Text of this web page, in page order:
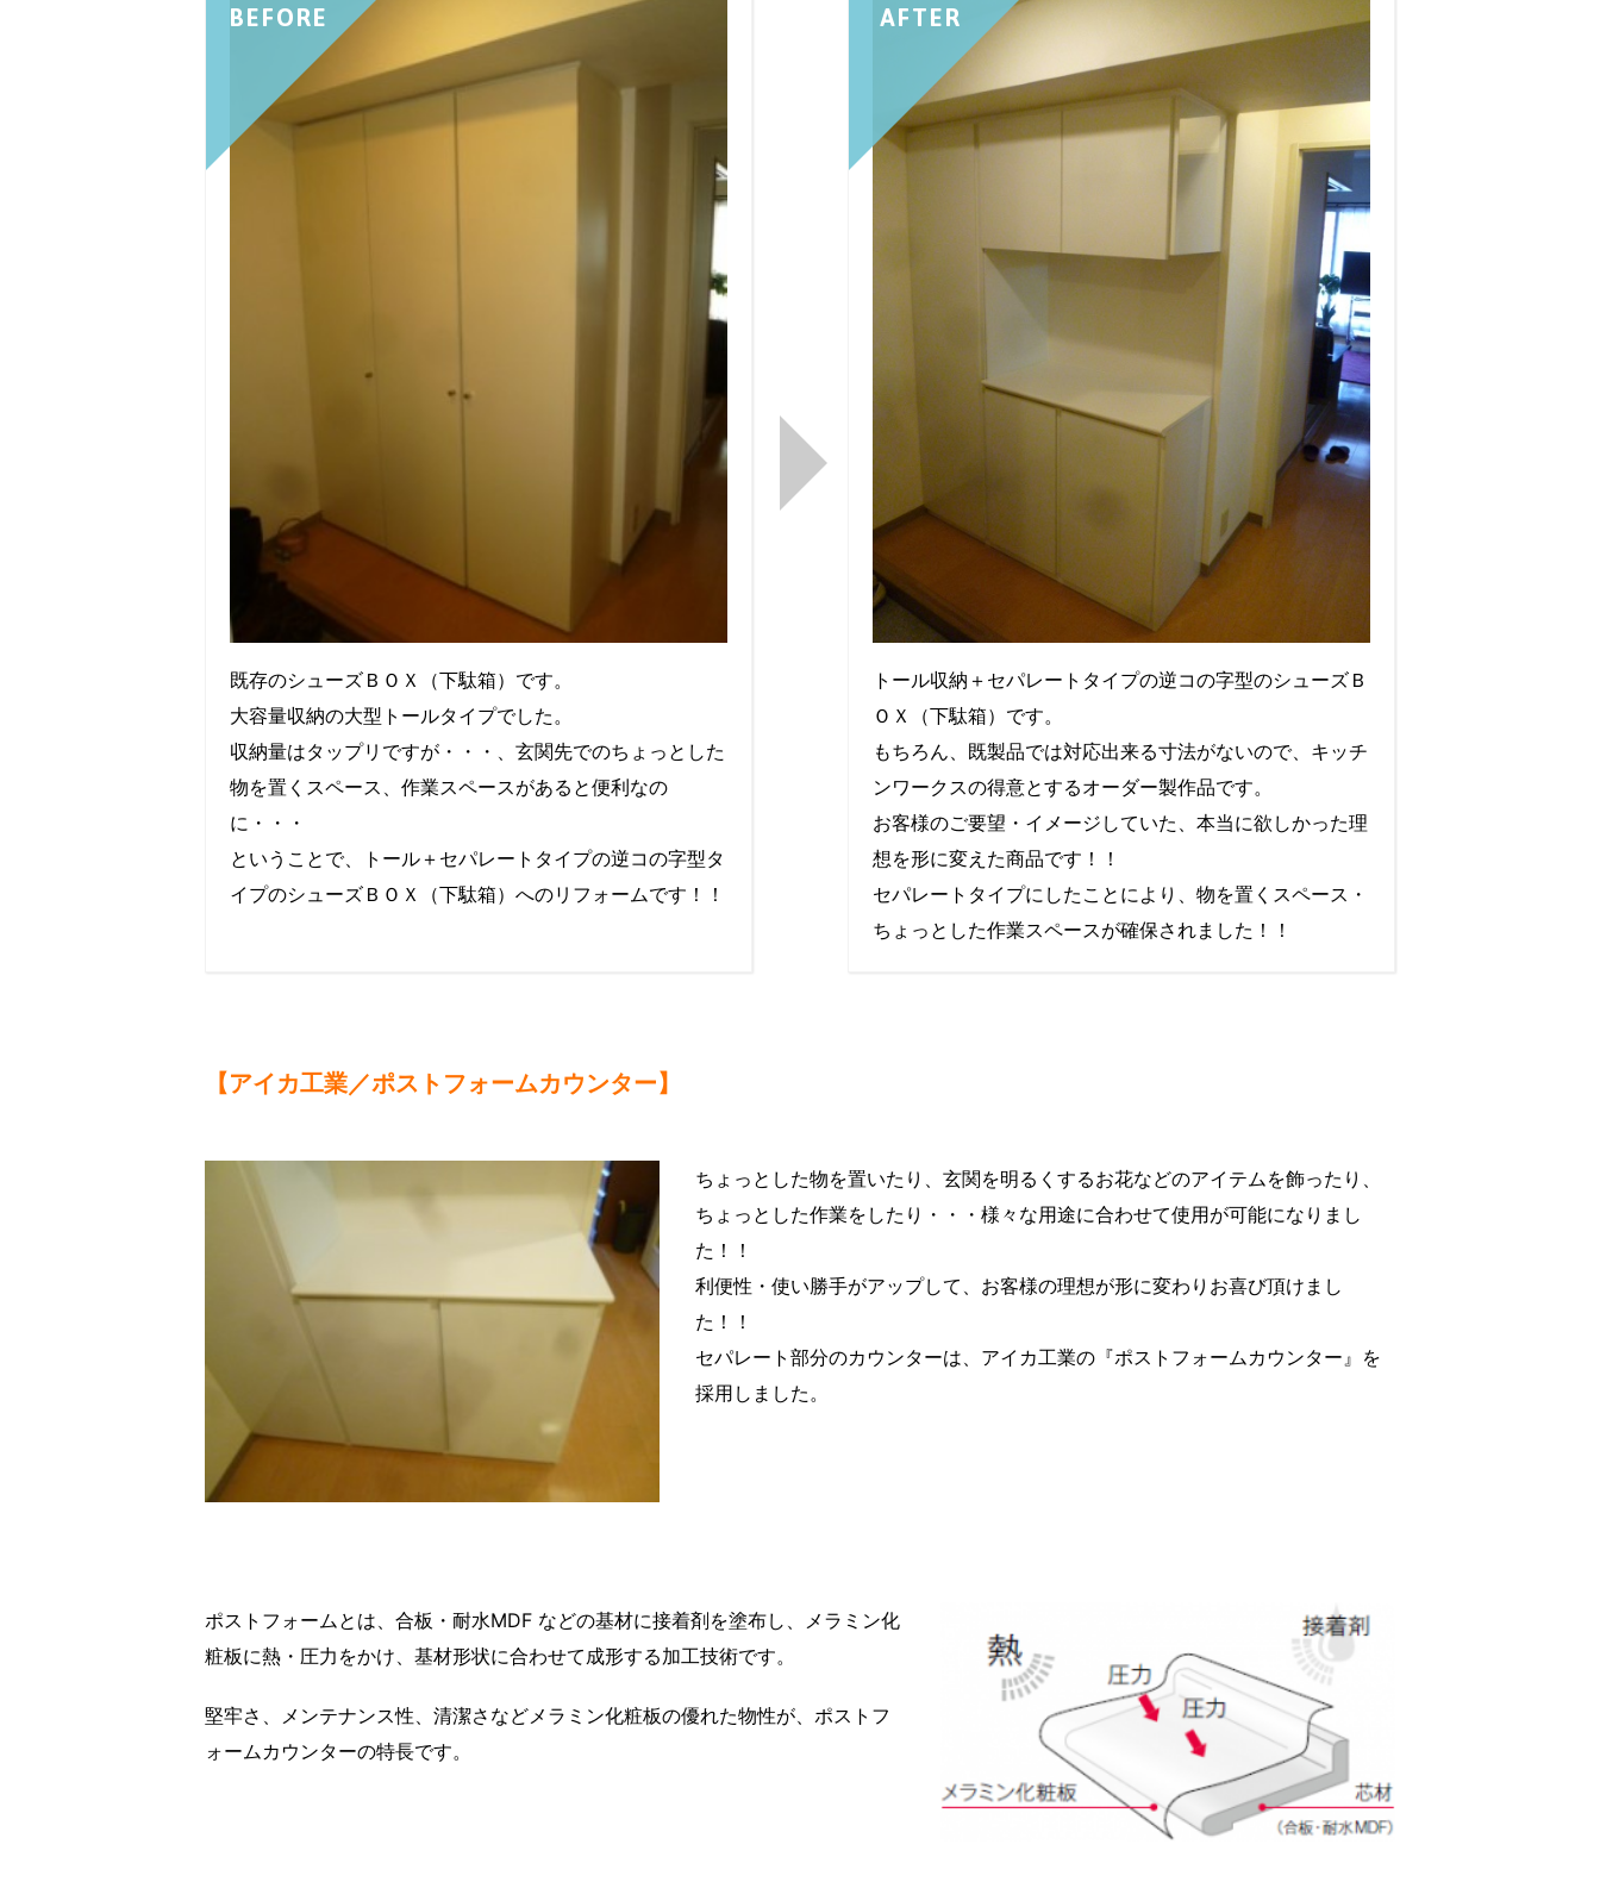
BEFORE
既存のシューズＢＯＸ（下駄箱）です。
大容量収納の大型トールタイプでした。
収納量はタップリですが・・・、玄関先でのちょっとした
物を置くスペース、作業スペースがあると便利なの
に・・・
ということで、トール＋セパレートタイプの逆コの字型タ
イプのシューズＢＯＸ（下駄箱）へのリフォームです！！
AFTER
トール収納＋セパレートタイプの逆コの字型のシューズＢ
ＯＸ（下駄箱）です。
もちろん、既製品では対応出来る寸法がないので、キッチ
ンワークスの得意とするオーダー製作品です。
お客様のご要望・イメージしていた、本当に欲しかった理
想を形に変えた商品です！！
セパレートタイプにしたことにより、物を置くスペース・
ちょっとした作業スペースが確保されました！！
【アイカ工業／ポストフォームカウンター】
ちょっとした物を置いたり、玄関を明るくするお花などのアイテムを飾ったり、
ちょっとした作業をしたり・・・様々な用途に合わせて使用が可能になりまし
た！！
利便性・使い勝手がアップして、お客様の理想が形に変わりお喜び頂けまし
た！！
セパレート部分のカウンターは、アイカ工業の『ポストフォームカウンター』を
採用しました。
ポストフォームとは、合板・耐水MDF などの基材に接着剤を塗布し、メラミン化
粧板に熱・圧力をかけ、基材形状に合わせて成形する加工技術です。
堅牢さ、メンテナンス性、清潔さなどメラミン化粧板の優れた物性が、ポストフ
ォームカウンターの特長です。